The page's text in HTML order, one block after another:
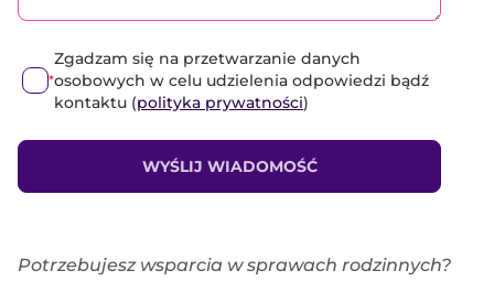
*
Zgadzam się na przetwarzanie danych
osobowych w celu udzielenia odpowiedzi bądź
kontaktu (polityka prywatności)
WYŚLIJ WIADOMOŚĆ
Potrzebujesz wsparcia w sprawach rodzinnych?